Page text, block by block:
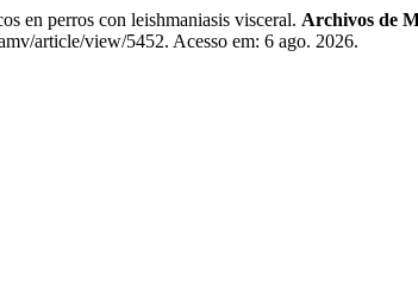
perros con leishmaniasis visceral. Archivos de
article/view/5452. Acesso em: 6 ago. 2026.